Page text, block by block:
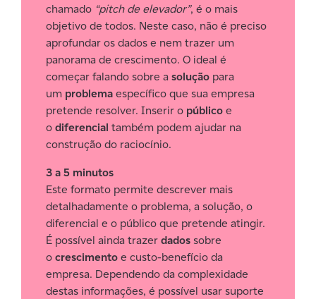
chamado “pitch de elevador”, é o mais
objetivo de todos. Neste caso, não é preciso
aprofundar os dados e nem trazer um
panorama de crescimento. O ideal é
começar falando sobre asolução para
um problemaespecífico que sua empresa
pretende resolver. Inserir o públicoe
odiferencial também podem ajudar na
construção do raciocínio.
3 a 5 minutos
Este formato permite descrever mais
detalhadamente o problema, a solução, o
diferencial e o público que pretende atingir.
É possível ainda trazerdados sobre
ocrescimentoe custo-benefício da
empresa. Dependendo da complexidade
destas informações, é possível usar suporte